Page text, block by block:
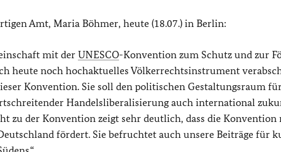
Amt, Maria Böhmer, heute (18.07.) in Berlin:
mit der UNESCO-Konvention zum Schutz und zur
heute noch hochaktuelles Völkerrechtsinstrument
Konvention. Sie soll den politischen Gestaltungsraum
Handelsliberalisierung auch international
zu der Konvention zeigt sehr deutlich, dass die
fördert. Sie befruchtet auch unsere Beiträge für